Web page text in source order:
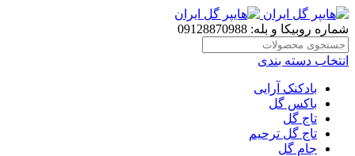
شماره روبیکا و بله: 09128870988
انتخاب دسته بندی
بادکنک آرایی
باکس گل
تاج گل
تاج گل ترحیم
جام گل